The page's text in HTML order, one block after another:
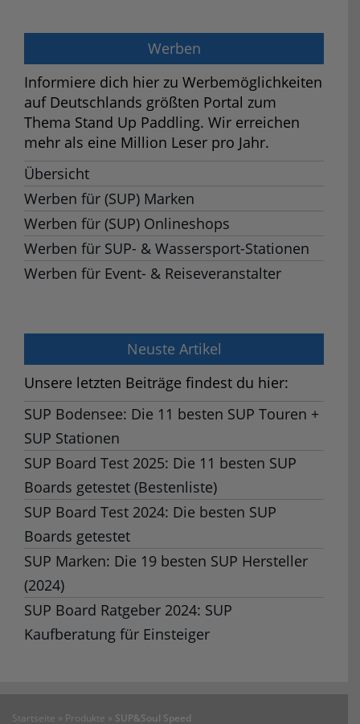
Werben
Informiere dich hier zu Werbemöglichkeiten
auf Deutschlands größten Portal zum
Thema Stand Up Paddling. Wir erreichen
mehr als eine Million Leser pro Jahr.
Übersicht
Werben für (SUP) Marken
Werben für (SUP) Onlineshops
Werben für SUP- & Wassersport-Stationen
Werben für Event- & Reiseveranstalter
Neuste Artikel
Unsere letzten Beiträge findest du hier:
SUP Bodensee: Die 11 besten SUP Touren +
SUP Stationen
SUP Board Test 2025: Die 11 besten SUP
Boards getestet (Bestenliste)
SUP Board Test 2024: Die besten SUP
Boards getestet
SUP Marken: Die 19 besten SUP Hersteller
(2024)
SUP Board Ratgeber 2024: SUP
Kaufberatung für Einsteiger
Startseite » Produkte » SUP&Soul Speed